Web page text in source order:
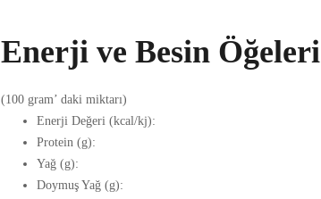
Enerji ve Besin Öğeleri
(100 gram’ daki miktarı)
Enerji Değeri (kcal/kj):
Protein (g):
Yağ (g):
Doymuş Yağ (g):